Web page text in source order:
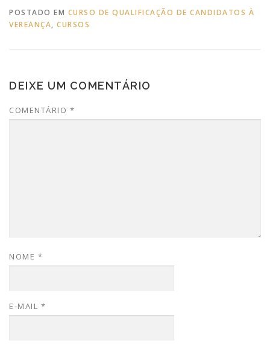
POSTADO EM CURSO DE QUALIFICAÇÃO DE CANDIDATOS À
VEREANÇA, CURSOS
DEIXE UM COMENTÁRIO
COMENTÁRIO *
NOME *
E-MAIL *